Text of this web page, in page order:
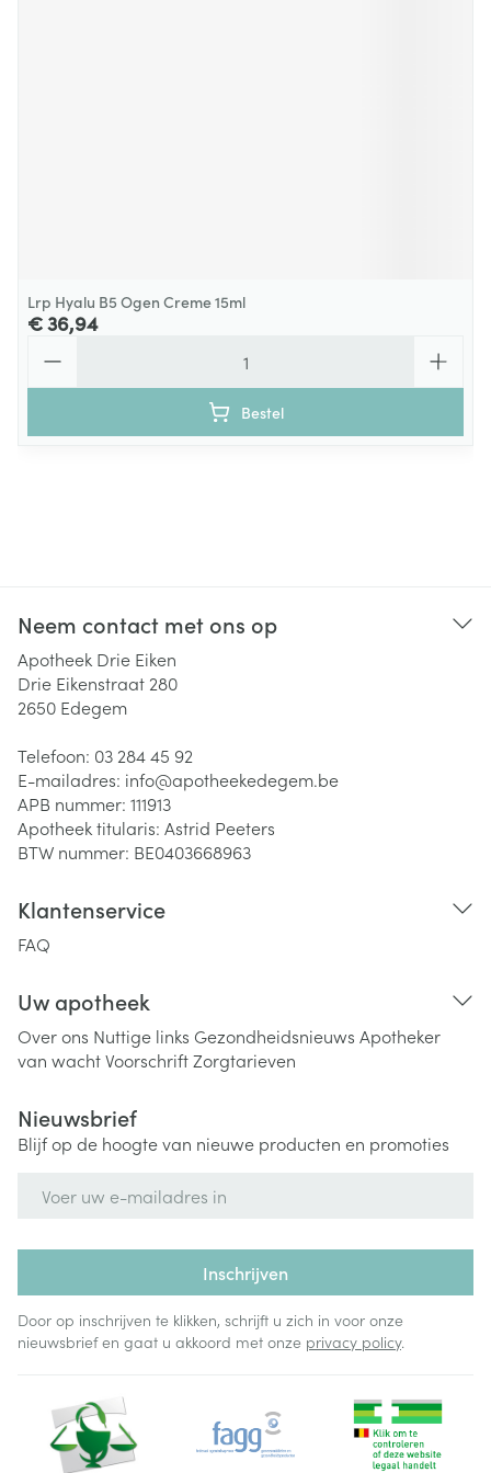
Lrp Hyalu B5 Ogen Creme 15ml
€ 36,94
Bestel
Neem contact met ons op
Apotheek Drie Eiken
Drie Eikenstraat 280
2650 Edegem
Telefoon: 03 284 45 92
E-mailadres: info@apotheekedegem.be
APB nummer: 111913
Apotheek titularis: Astrid Peeters
BTW nummer: BE0403668963
Klantenservice
FAQ
Uw apotheek
Over ons Nuttige links Gezondheidsnieuws Apotheker
van wachtVoorschriftZorgtarieven
Nieuwsbrief
Blijf op de hoogte van nieuwe producten en promoties
Inschrijven
Door op inschrijven te klikken, schrijft u zich in voor onze
nieuwsbrief en gaat u akkoord met onze privacy policy.